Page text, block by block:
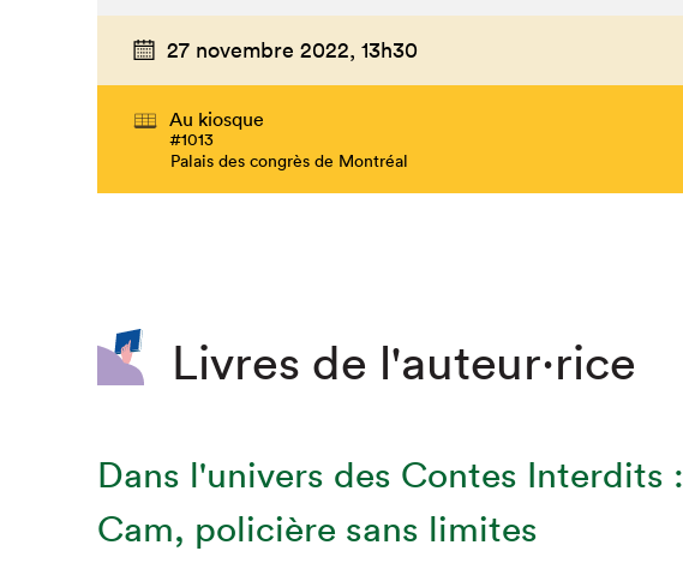
27 novembre 2022, 13h30
Au kiosque
#1013
Palais des congrès de Montréal
Livres de l'auteur·rice
Dans l'univers des Contes Interdits :
Cam, policière sans limites